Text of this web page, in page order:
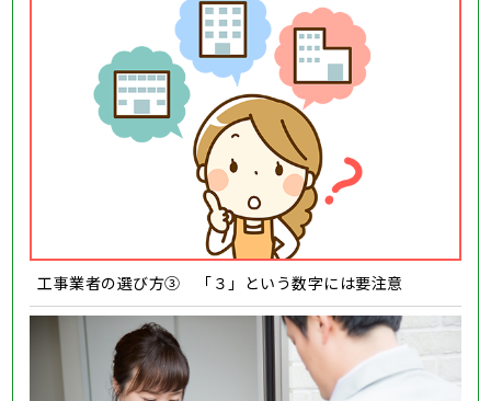
工事業者の選び方③ 「３」という数字には要注意